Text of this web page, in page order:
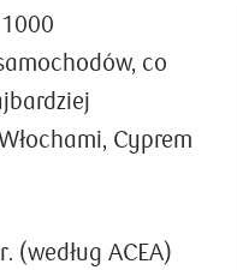
co
Cyprem
(według ACEA)
trudnych czasach i przy